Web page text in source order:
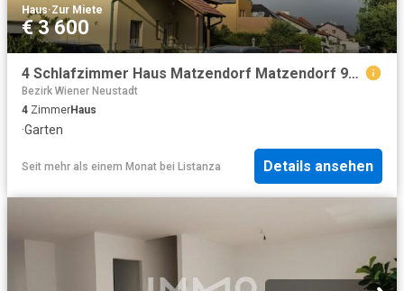
Haus·Zur Miete
€ 3 600
4 Schlafzimmer Haus Matzendorf Matzendorf 96199817
Bezirk Wiener Neustadt
4 ZimmerHaus
·Garten
Seit mehr als einem Monat bei Listanza Details ansehen